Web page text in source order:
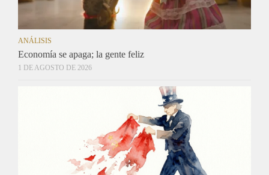
ANÁLISIS
Economía se apaga; la gente feliz
1 DE AGOSTO DE 2026